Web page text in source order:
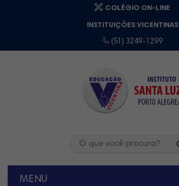
COLÉGIO ON-LINE
INSTITUIÇÕES VICENTINAS
(51) 3249-1299
MENU